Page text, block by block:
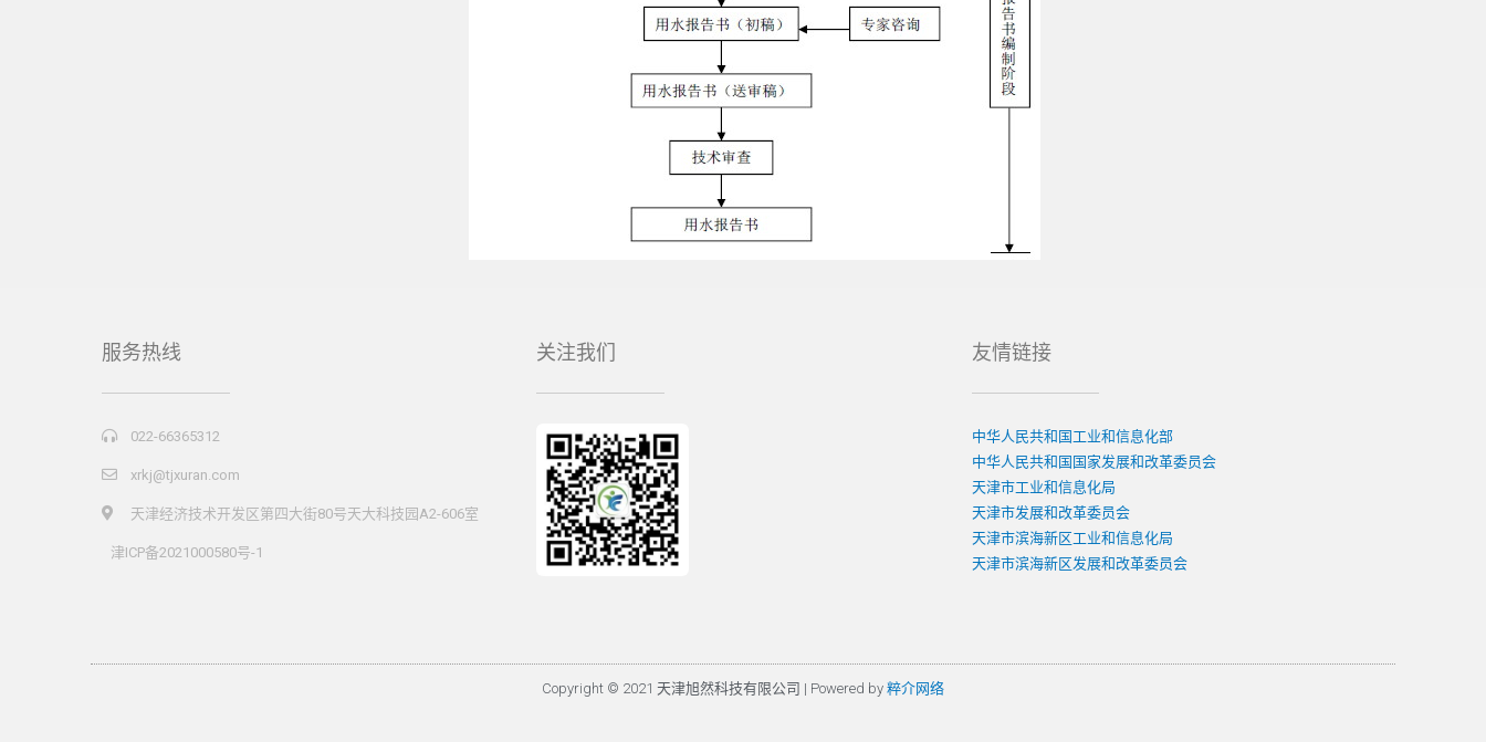
服务热线
022-66365312
xrkj@tjxuran.com
天津经济技术开发区第四大街80号天大科技园A2-606室
津ICP备2021000580号-1
关注我们 友情链接
中华人民共和国工业和信息化部
中华人民共和国国家发展和改革委员会
天津市工业和信息化局
天津市发展和改革委员会
天津市滨海新区工业和信息化局
天津市滨海新区发展和改革委员会
Copyright © 2021 天津旭然科技有限公司 | Powered by 粹介网络